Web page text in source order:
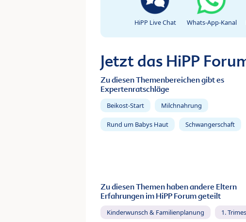
HiPP Live Chat Whats-App-Kanal
Jetzt das HiPP
Zu diesen Themenbereichen gibt es
Expertenratschläge
Beikost-Start Milchnahrung
Rund um Babys Haut Schwangerschaft
Zu diesen Themen haben andere Eltern
Erfahrungen im HiPP Forum geteilt
Kinderwunsch & Familienplanung 1.